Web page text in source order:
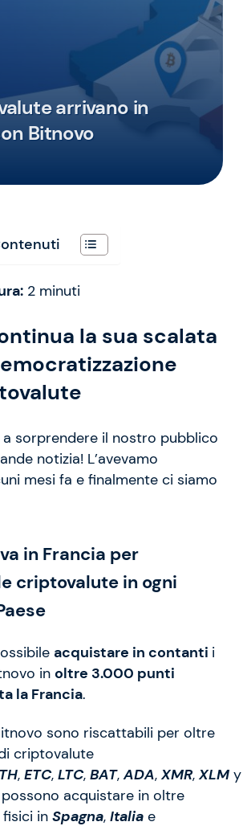
arrivano in
Bitnovo
2 minuti
la sua scalata
sorprendere il nostro pubblico
notizia! L’avevamo
mesi fa e finalmente ci siamo
in Francia per
criptovalute in ogni
acquistare in contanti i
in oltre 3.000 punti
la Francia.
sono riscattabili per oltre
criptovalute
, ETC, LTC, BAT,ADA, XMR, XLM
acquistare in oltre
in Spagna, Italia e